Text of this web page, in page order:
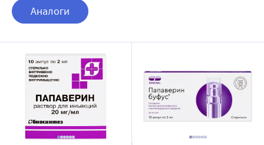
Аналоги